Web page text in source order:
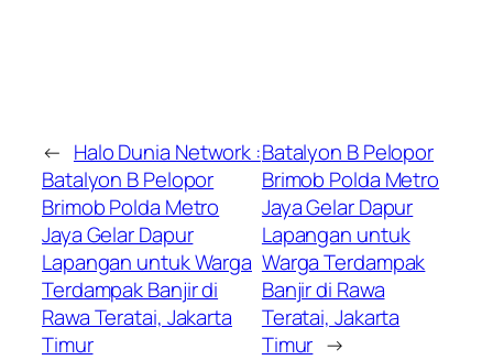
← Halo Dunia Network :
Batalyon B Pelopor
Brimob Polda Metro
Jaya Gelar Dapur
Lapangan untuk Warga
Terdampak Banjir di
Rawa Teratai, Jakarta
Timur
Batalyon B Pelopor
Brimob Polda Metro
Jaya Gelar Dapur
Lapangan untuk
Warga Terdampak
Banjir di Rawa
Teratai, Jakarta
Timur →